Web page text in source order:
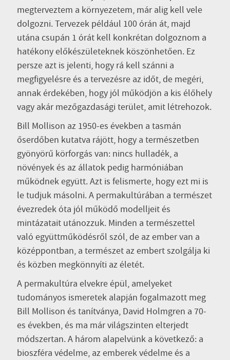
megterveztem a környezetem, már alig kell vele
dolgozni. Tervezek például 100 órán át, majd
utána csupán 1 órát kell konkrétan dolgoznom a
hatékony előkészületeknek köszönhetően. Ez
persze azt is jelenti, hogy rá kell szánni a
megfigyelésre és a tervezésre az időt, de megéri,
annak érdekében, hogy jól működjön a kis élőhely
vagy akár mezőgazdasági terület, amit létrehozok.
Bill Mollison az 1950-es években a tasmán
őserdőben kutatva rájött, hogy a természetben
gyönyörű körforgás van: nincs hulladék, a
növények és az állatok pedig harmóniában
működnek együtt. Azt is felismerte, hogy ezt mi is
le tudjuk másolni. A permakultúrában a természet
évezredek óta jól működő modelljeit és
mintázatait utánozzuk. Minden a természettel
való együttműködésről szól, de az ember van a
középpontban, a természet az embert szolgálja ki
és közben megkönnyíti az életét.
A permakultúra elvekre épül, amelyeket
tudományos ismeretek alapján fogalmazott meg
Bill Mollison és tanítványa, David Holmgren a 70-
es években, és ma már világszinten elterjedt
módszertan. A három alapelvünk a következő: a
bioszféra védelme, az emberek védelme és a